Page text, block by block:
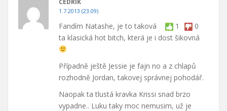
1.7.2013 (23.09)
1 0
Fandím Natashe, je to taková
ta klasická hot bitch, která je i dost šikovná
Případně ještě Jessie je fajn no a z chlapů
rozhodně Jordan, takovej správnej pohodář.
Naopak ta tlustá kravka Krissi snad brzo
vypadne.. Luku taky moc nemusim, už je